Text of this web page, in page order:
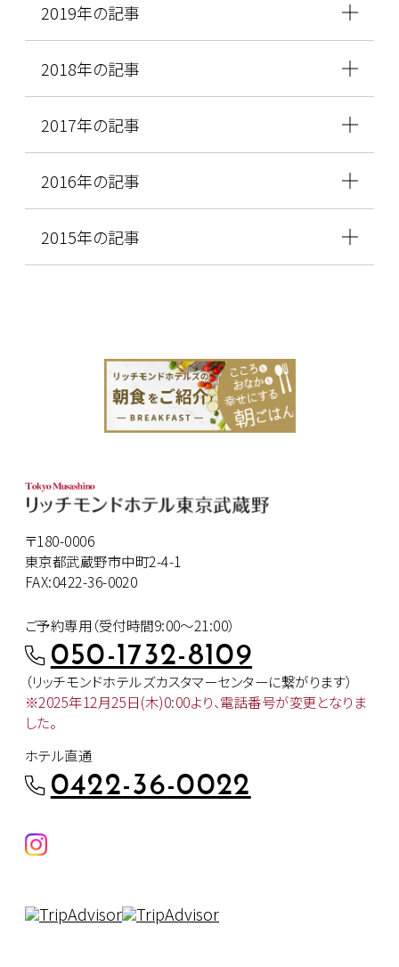
2019年の記事
2018年の記事
2017年の記事
2016年の記事
2015年の記事
〒180-0006
東京都武蔵野市中町2-4-1
FAX:0422-36-0020
ご予約専用（受付時間9:00～21:00）
050-1732-8109
（リッチモンドホテルズカスタマーセンターに繋がります）
※2025年12月25日(木)0:00より、電話番号が変更となりま
した。
ホテル直通
0422-36-0022